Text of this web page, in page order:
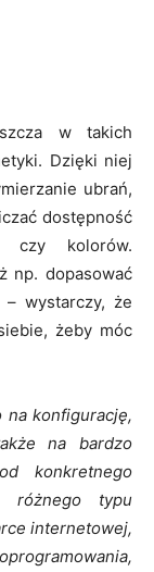
w takich
Dzięki niej
ubrań,
dostępność
czy kolorów.
np. dopasować
wystarczy, że
żeby móc
na konfigurację,
na bardzo
konkretnego
różnego typu
internetowej,